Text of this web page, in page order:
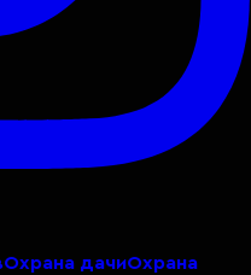
Охрана дачиОхрана